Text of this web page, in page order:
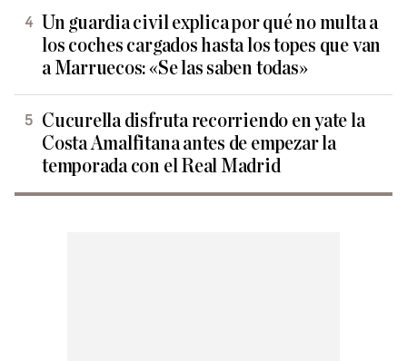
Un guardia civil explica por qué no multa a
los coches cargados hasta los topes que van
a Marruecos: «Se las saben todas»
Cucurella disfruta recorriendo en yate la
Costa Amalfitana antes de empezar la
temporada con el Real Madrid